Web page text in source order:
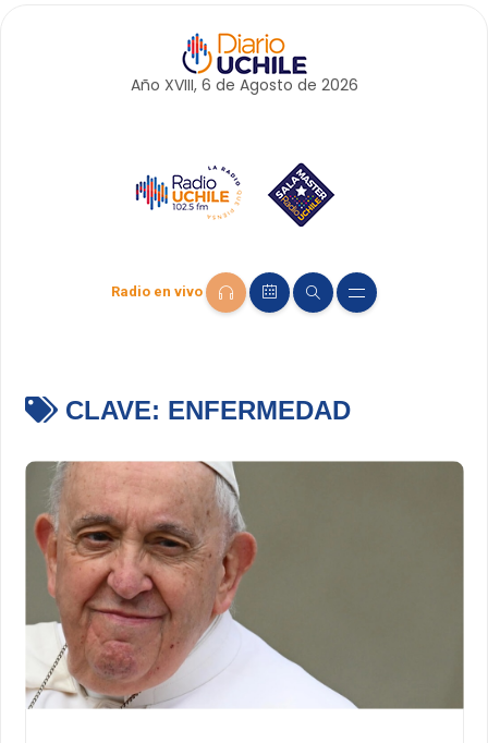
Año XVIII, 6 de Agosto de 2026
Radio en vivo
CLAVE: ENFERMEDAD